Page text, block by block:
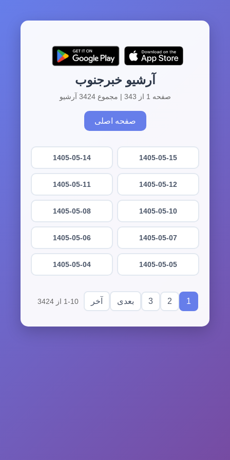
آرشیو خبرجنوب
صفحه 1 از 343 | مجموع 3424 آرشیو
صفحه اصلی
1405-05-15
1405-05-14
1405-05-12
1405-05-11
1405-05-10
1405-05-08
1405-05-07
1405-05-06
1405-05-05
1405-05-04
1
2
3 بعدی آخر 1-10 از 3424